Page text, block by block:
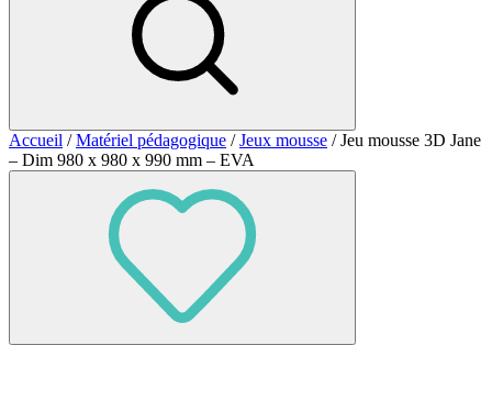
Accueil /Matériel pédagogique /Jeux mousse / Jeu mousse 3D Jane
– Dim 980 x 980 x 990 mm – EVA